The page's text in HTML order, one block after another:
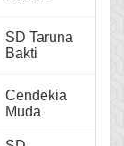
SD Taruna
Bakti
Cendekia
Muda